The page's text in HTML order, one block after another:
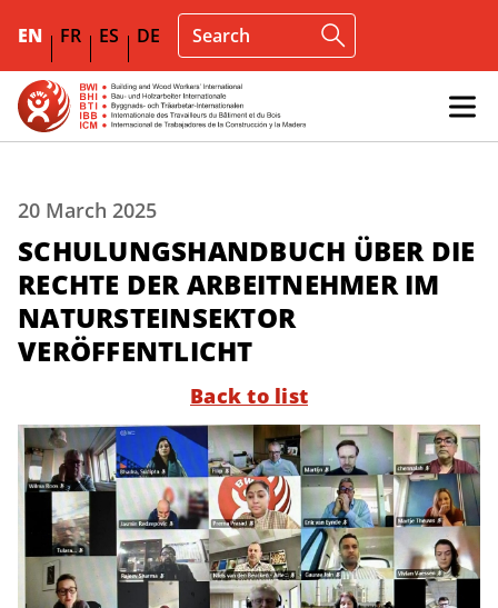
EN FR ES DE
20 March 2025
SCHULUNGSHANDBUCH ÜBER DIE
RECHTE DER ARBEITNEHMER IM
NATURSTEINSEKTOR
VERÖFFENTLICHT
Back to list